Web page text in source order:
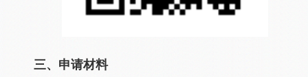
三、申请材料